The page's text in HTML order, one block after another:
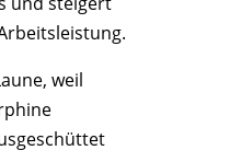
weil